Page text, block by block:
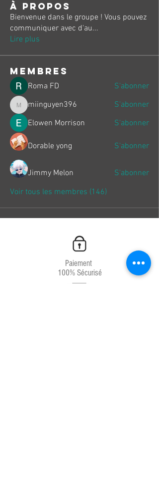
À propos
Bienvenue dans le groupe ! Vous pouvez
communiquer avec d'au...
Lire plus
membres
Roma FD S'abonner
miinguyen396
miinguyen396
S'abonner
Elowen Morrison
S'abonner
Dorable yong S'abonner
Jimmy Melon
S'abonner
Voir tous les membres (146)
Paiement
100% Sécurisé